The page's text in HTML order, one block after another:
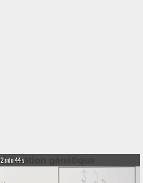
2 min 44 s